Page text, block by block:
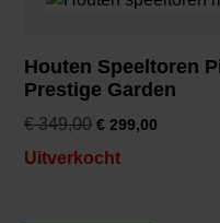
Houten Speeltoren
Prestige Garden
€349,00 € 299,00
Uitverkocht